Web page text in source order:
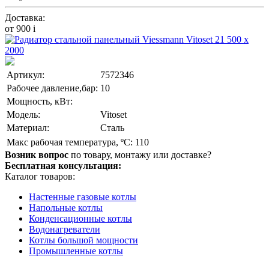
Доставка:
от 900 i
Артикул:
7572346
Рабочее давление,бар: 10
Мощность, кВт:
Модель:
Vitoset
Материал:
Сталь
Макс рабочая температура, ºC: 110
Возник вопрос по товару, монтажу или доставке?
Бесплатная консультация:
Каталог товаров:
Настенные газовые котлы
Напольные котлы
Конденсационные котлы
Водонагреватели
Котлы большой мощности
Промышленные котлы